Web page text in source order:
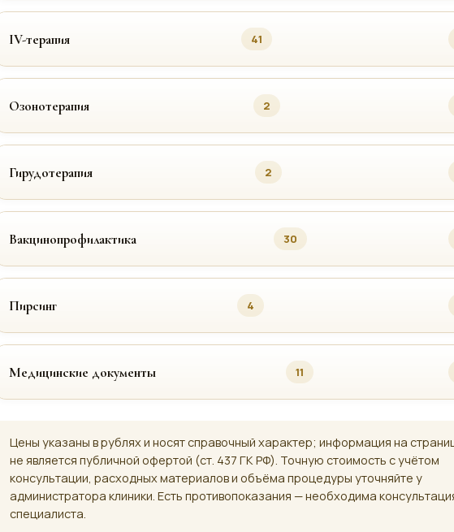
IV-терапия 41
Озонотерапия 2
Гирудотерапия 2
Вакцинопрофилактика 30
Пирсинг 4
Медицинские документы 11
Цены указаны в рублях и носят справочный характер; информация на
не является публичной офертой (ст. 437 ГК РФ). Точную стоимость с учётом
консультации, расходных материалов и объёма процедуры уточняйте у
администратора клиники. Есть противопоказания — необходима
специалиста.